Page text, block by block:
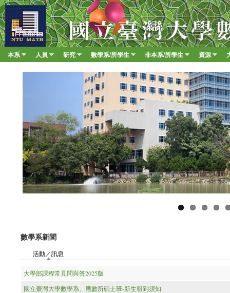
移至
臺
大
數
學Main menu
本系 人員 研究 數學系/所學生 非本系/所學生 資源
數學系新聞
活動／訊息
大學部課程常見問與答2025版
國立臺灣大學數學系、應數所碩士班-新生報到須知